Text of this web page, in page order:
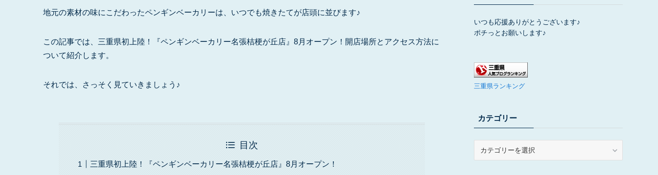
地元の素材の味にこだわったペンギンベーカリーは、いつでも焼きたてが店頭に並びます♪
この記事では、三重県初上陸！『ペンギンベーカリー名張桔梗が丘店』8月オープン！開店場所とアクセス方法に
ついて紹介します。
それでは、さっそく見ていきましょう♪
目次
三重県初上陸！『ペンギンベーカリー名張桔梗が丘店』8月オープン！
いつも応援ありがとうございます♪
ポチっとお願いします♪
三重県ランキング
カテゴリー